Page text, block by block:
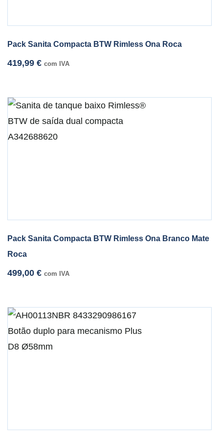
Pack Sanita Compacta BTW Rimless Ona Roca
419,99 € com IVA
Pack Sanita Compacta BTW Rimless Ona Branco Mate
Roca
499,00 € com IVA